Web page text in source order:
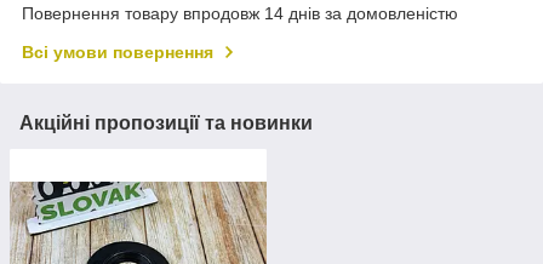
Повернення товару впродовж 14 днів за домовленістю
Всі умови повернення
Акційні пропозиції та новинки